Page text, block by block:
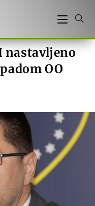
nastavljeno
OO